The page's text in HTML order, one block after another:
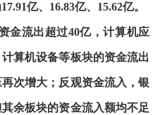
亿、16.83亿、15.62亿。
金流出超过40亿，计算机应
算机设备等板块的资金流出
次增大；反观资金流入，银
余板块的资金流入额均不足